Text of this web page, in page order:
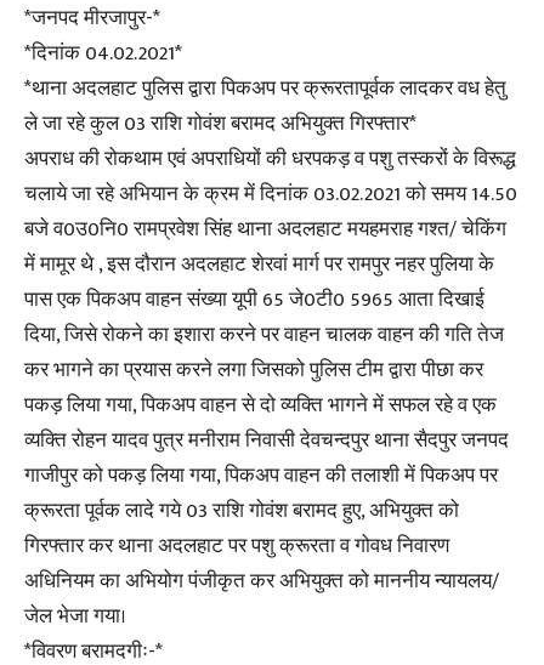
*जनपद मीरजापुर-*
*दिनांक 04.02.2021*
*थाना अदलहाट पुलिस द्वारा पिकअप पर क्रूरतापूर्वक लादकर वध हेतु
ले जा रहे कुल 03 राशि गोवंश बरामद अभियुक्त गिरफ्तार*
अपराध की रोकथाम एवं अपराधियों की धरपकड़ व पशु तस्करों के विरूद्ध
चलाये जा रहे अभियान के क्रम में दिनांक 03.02.2021 को समय 14.50
बजे व0उ0नि0 रामप्रवेश सिंह थाना अदलहाट मयहमराह गश्त/ चेकिंग
में मामूर थे , इस दौरान अदलहाट शेरवां मार्ग पर रामपुर नहर पुलिया के
पास एक पिकअप वाहन संख्या यूपी 65 जे0टी0 5965 आता दिखाई
दिया, जिसे रोकने का इशारा करने पर वाहन चालक वाहन की गति तेज
कर भागने का प्रयास करने लगा जिसको पुलिस टीम द्वारा पीछा कर
पकड़ लिया गया, पिकअप वाहन से दो व्यक्ति भागने में सफल रहे व एक
व्यक्ति रोहन यादव पुत्र मनीराम निवासी देवचन्दपुर थाना सैदपुर जनपद
गाजीपुर को पकड़ लिया गया, पिकअप वाहन की तलाशी में पिकअप पर
क्रूरता पूर्वक लादे गये 03 राशि गोवंश बरामद हुए, अभियुक्त को
गिरफ्तार कर थाना अदलहाट पर पशु क्रूरता व गोवध निवारण
अधिनियम का अभियोग पंजीकृत कर अभियुक्त को माननीय न्यायलय/
जेल भेजा गया।
*विवरण बरामदगीः-*